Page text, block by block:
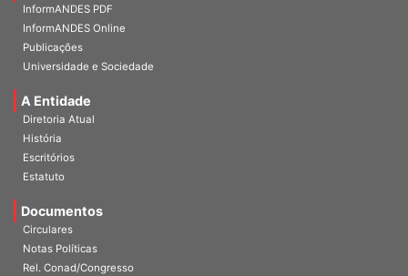
InformANDES PDF
InformANDES Online
Publicações
Universidade e Sociedade
A Entidade
Diretoria Atual
História
Escritórios
Estatuto
Documentos
Circulares
Notas Políticas
Rel. Conad/Congresso